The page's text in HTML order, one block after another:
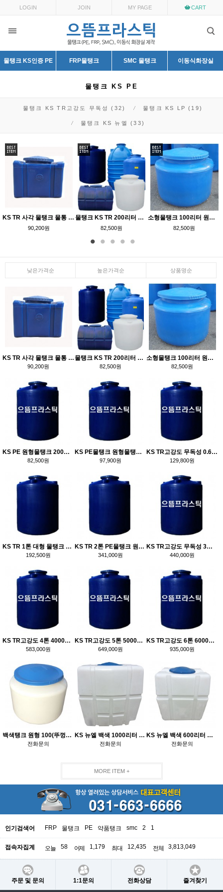
LOGIN JOIN MY PAGE CART
물탱크 KS인증 PE FRP물탱크 SMC 물탱크 이동식화장실
물탱크 KS PE
물탱크 KS TR고강도 무독성 (32) 물탱크 KS LP (19)
물탱크 KS 뉴엘 (33)
KS TR 사각 물탱크 물통 0.2톤 200리터 PE FRP물탱크
90,200원
물탱크 KS TR 200리터 원형 PE 플라스틱 물통
82,500원
소형물탱크 100리터 원형 KS PE 물통
82,500원
낮은가격순 높은가격순 상품명순
KS TR 사각 물탱크 물통 0.2톤 200리터 PE FRP물탱크
90,200원
물탱크 KS TR 200리터 원형 PE 플라스틱 물통
82,500원
소형물탱크 100리터 원형 KS PE 물통
82,500원
KS PE 원형물탱크 200리터 대형물탱크 대형물통 식수물탱크 농업용물통 농약통 FRP물탱크
82,500원
KS PE물탱크 원형물탱크 400리터 물탱크가격 물탱크규격 FRP탱크 FRP물탱크
97,900원
KS TR고강도 무독성 0.6톤 600리터 원형 pe물탱크가격
129,800원
KS TR 1톤 대형 물탱크 원형 pe 옥상물통
192,500원
KS TR 2톤 PE물탱크 원형물탱크 물통 옥상물탱크 물탱크가격 물탱크규격
341,000원
KS TR고강도 무독성 3톤 원형 물탱크
440,000원
KS TR고강도 4톤 4000리터 물탱크 원형 pe물탱크가격
583,000원
KS TR고강도 5톤 5000리터 원형 pe물탱크
649,000원
KS TR고강도 6톤 6000리터 원형 pe물탱크
935,000원
백색탱크 원형 100(뚜껑청색)
전화문의
KS 뉴엘 백색 1000리터 사각탱크(뚜껑청색)
전화문의
KS 뉴엘 백색 600리터 사각탱크(뚜껑청색)
전화문의
MORE ITEM +
인기검색어 FRP 물탱크 PE 약품탱크 smc 2 1
접속자집계 오늘 58 어제 1,179 최대 12,435 전체 3,813,049
주문 및 문의 1:1문의 전화상담 즐겨찾기